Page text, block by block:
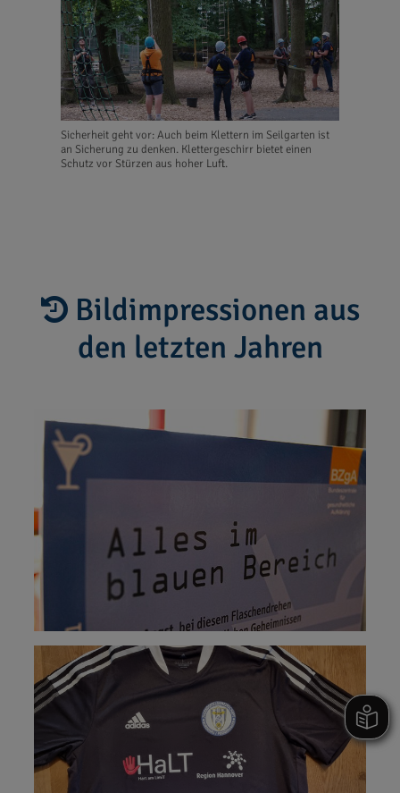
Sicherheit geht vor: Auch beim Klettern im Seilgarten ist
an Sicherung zu denken. Klettergeschirr bietet einen
Schutz vor Stürzen aus hoher Luft.
Bildimpressionen aus
den letzten Jahren